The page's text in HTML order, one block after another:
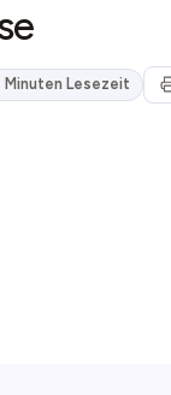
Minuten Lesezeit